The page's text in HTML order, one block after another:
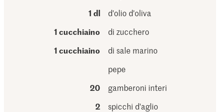
1 dl
d'olio d'oliva
1 cucchiaino
di zucchero
1 cucchiaino
di sale marino
pepe
20
gamberoni interi
2
spicchi d'aglio